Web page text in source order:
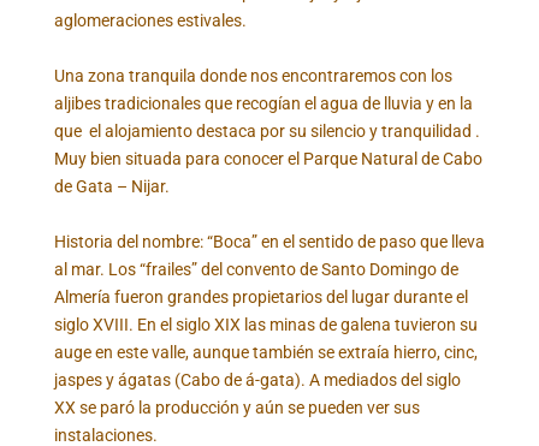
aglomeraciones estivales.
Una zona tranquila donde nos encontraremos con los
aljibes tradicionales que recogían el agua de lluvia y en la
que el alojamiento destaca por su silencio y tranquilidad .
Muy bien situada para conocer el Parque Natural de Cabo
de Gata – Nijar.
Historia del nombre: “Boca” en el sentido de paso que lleva
al mar. Los “frailes” del convento de Santo Domingo de
Almería fueron grandes propietarios del lugar durante el
siglo XVIII. En el siglo XIX las minas de galena tuvieron su
auge en este valle, aunque también se extraía hierro, cinc,
jaspes y ágatas (Cabo de á-gata). A mediados del siglo
XX se paró la producción y aún se pueden ver sus
instalaciones.